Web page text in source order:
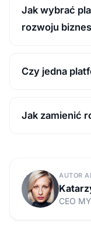
Jak wybrać
rozwoju
Czy jedna
Jak zamienić
AUTOR
CEO